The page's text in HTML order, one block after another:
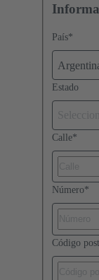
País*
Estado
Calle*
Número*
Código